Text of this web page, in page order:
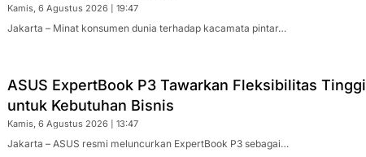
Kamis, 6 Agustus 2026 | 19:47
Jakarta – Minat konsumen dunia terhadap kacamata pintar…
ASUS ExpertBook P3 Tawarkan Fleksibilitas Tinggi
untuk Kebutuhan Bisnis
Kamis, 6 Agustus 2026 | 13:47
Jakarta – ASUS resmi meluncurkan ExpertBook P3 sebagai…